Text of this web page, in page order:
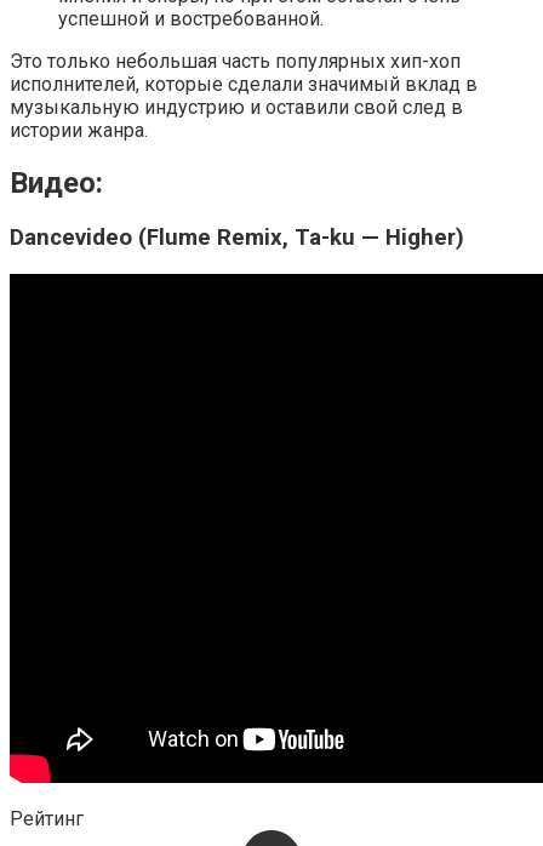
успешной и востребованной.
Это только небольшая часть популярных хип-хоп
исполнителей, которые сделали значимый вклад в
музыкальную индустрию и оставили свой след в
истории жанра.
Видео:
Dancevideo (Flume Remix, Ta-ku — Higher)
Рейтинг